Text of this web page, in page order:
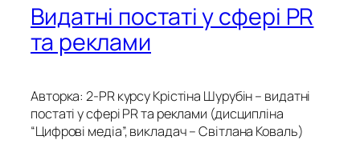
Видатні постаті у сфері PR
та реклами
Авторка: 2-PR курсу Крістіна Шурубін – видатні
постаті у сфері PR та реклами (дисципліна
“Цифрові медіа”, викладач – Світлана Коваль)